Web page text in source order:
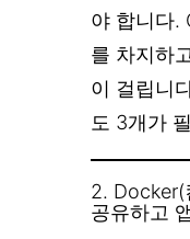
야 합니다.
를 차지하
이 걸립니
도 3개가
2.
공유하고